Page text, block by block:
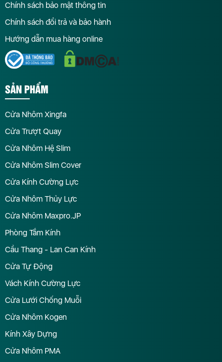
Chính sách bảo mật thông tin
Chính sách đổi trả và bảo hành
Hướng dẫn mua hàng online
SẢN PHẨM
Cửa Nhôm Xingfa
Cửa Trượt Quay
Cửa Nhôm Hệ Slim
Cửa Nhôm Slim Cover
Cửa Kính Cường Lực
Cửa Nhôm Thủy Lực
Cửa Nhôm Maxpro.JP
Phòng Tắm Kính
Cầu Thang - Lan Can Kính
Cửa Tự Động
Vách Kính Cường Lực
Cửa Lưới Chống Muỗi
Cửa Nhôm Kogen
Kính Xây Dựng
Cửa Nhôm PMA